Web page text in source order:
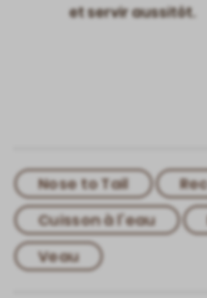
et servir aussitôt.
Nose to Tail
Cuisson à l’eau
Veau